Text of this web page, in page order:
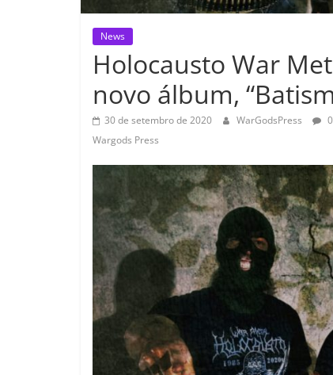
News
Holocausto War
novo álbum,
30 de setembro de 2020 WarGodsPress
Wargods Press